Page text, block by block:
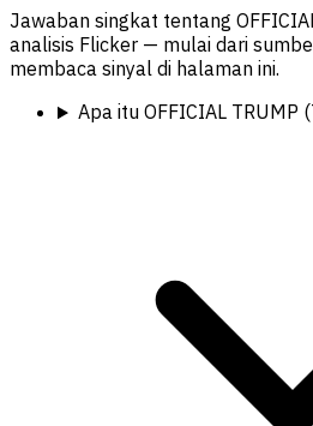
Jawaban singkat tentang
analisis Flicker — mulai dari
membaca sinyal di halaman ini.
Apa itu OFFICIAL TRUMP